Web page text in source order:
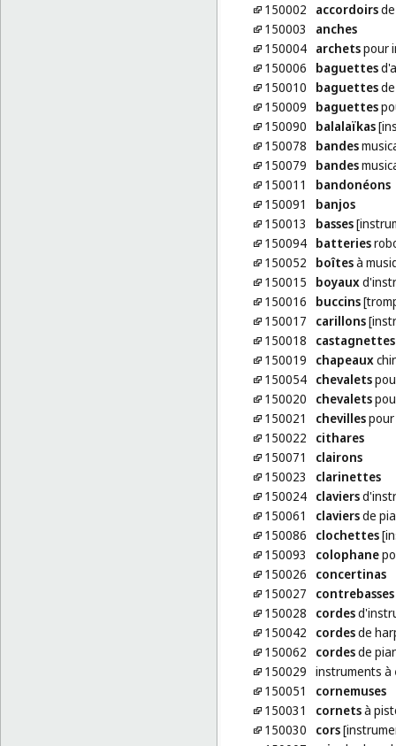
150002
accordoirsde
150003
anches
150004 archetspour
150006
baguettes
150010
baguettesde
150009
baguettes
150090
balalaïkas
150078
bandes
150079
bandes
150011
bandonéons
150091
banjos
150013
basses
150094 batteries
150052
boîtesà
150015
boyaux
150016
buccins
150017
carillons
150018
castagnettes
150019
chapeaux
150054 chevalets
150020
chevalets
150021
chevillespour
150022
cithares
150071
clairons
150023
clarinettes
150024 claviers
150061
claviersde
150086
clochettes
150093
colophane
150026
concertinas
150027
contrebasses
150028
cordes
150042
cordesde
150062
cordesde
150029 instruments à
150051
cornemuses
150031
cornetsà
150030
cors